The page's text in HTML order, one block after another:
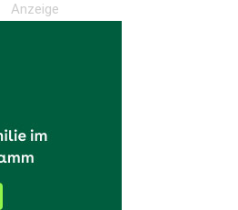
Anzeige